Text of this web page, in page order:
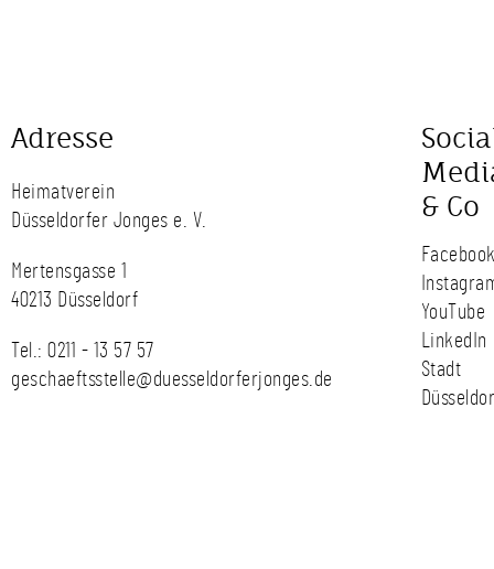
Adresse
Heimatverein
Düsseldorfer Jonges e. V.
Mertensgasse 1
40213 Düsseldorf
Tel.: 0211 - 13 57 57
geschaeftsstelle@duesseldorferjonges.de
& Co
YouTube
LinkedIn
Stadt